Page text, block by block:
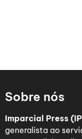
Sobre nós
Imparcial Press
generalista ao